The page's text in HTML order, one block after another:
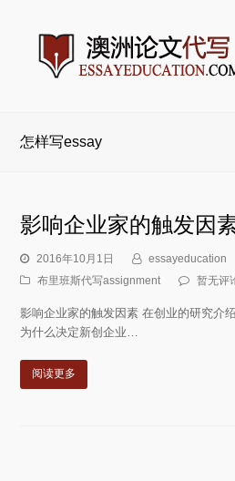
怎样写essay
影响企业家的触发因
2016年10月1日
essayeducation
布里班斯代写assignment
暂无评
影响企业家的触发因素 在创业的研究介
为什么决定新创企业…
阅读更多